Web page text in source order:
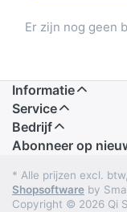
Er zijn nog geen
Informatie
Service
Bedrijf
Abonneer op
* Alle prijzen excl.
Shopsoftware by
Copyright © 2026 Qi